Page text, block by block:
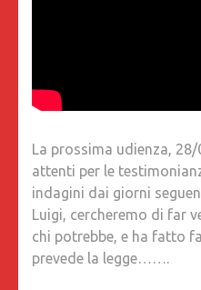
La prossima udienza,
attenti per le
indagini dai giorni
Luigi, cercheremo di far
chi potrebbe, e ha fatto
prevede la legge…….